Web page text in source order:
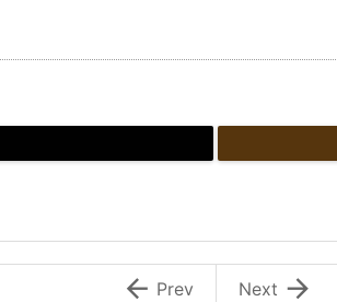

Next
 Prev